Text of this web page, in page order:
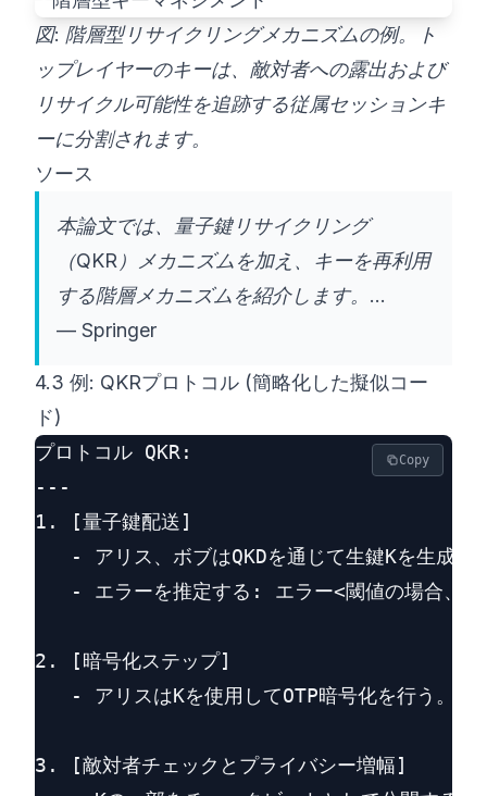
図: 階層型リサイクリングメカニズムの例。ト
ップレイヤーのキーは、敵対者への露出および
リサイクル可能性を追跡する従属セッションキ
ーに分割されます。
ソース
本論文では、量子鍵リサイクリング
（QKR）メカニズムを加え、キーを再利用
する階層メカニズムを紹介します。...
— Springer
4.3 例: QKRプロトコル (簡略化した擬似コー
ド)
プロトコル QKR:
---
1. [量子鍵配送]
- アリス、ボブはQKDを通じて生鍵Kを生成す
- エラーを推定する: エラー<閾値の場合、続
2. [暗号化ステップ]
   - アリスはKを使用してOTP暗号化を行う。
3. [敵対者チェックとプライバシー増幅]
Copy